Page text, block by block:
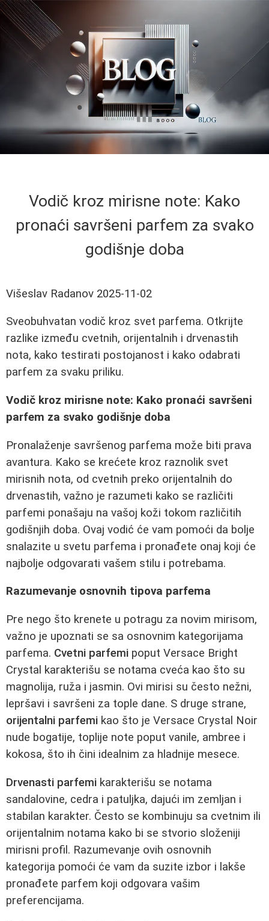
Vodič kroz mirisne note: Kako
pronaći savršeni parfem za svako
godišnje doba
Višeslav Radanov 2025-11-02
Sveobuhvatan vodič kroz svet parfema. Otkrijte
razlike između cvetnih, orijentalnih i drvenastih
nota, kako testirati postojanost i kako odabrati
parfem za svaku priliku.
Vodič kroz mirisne note: Kako pronaći savršeni
parfem za svako godišnje doba
Pronalaženje savršenog parfema može biti prava
avantura. Kako se krećete kroz raznolik svet
mirisnih nota, od cvetnih preko orijentalnih do
drvenastih, važno je razumeti kako se različiti
parfemi ponašaju na vašoj koži tokom različitih
godišnjih doba. Ovaj vodić će vam pomoći da bolje
snalazite u svetu parfema i pronađete onaj koji će
najbolje odgovarati vašem stilu i potrebama.
Razumevanje osnovnih tipova parfema
Pre nego što krenete u potragu za novim mirisom,
važno je upoznati se sa osnovnim kategorijama
parfema. Cvetni parfemi poput Versace Bright
Crystal karakterišu se notama cveća kao što su
magnolija, ruža i jasmin. Ovi mirisi su često nežni,
lepršavi i savršeni za tople dane. S druge strane,
orijentalni parfemi kao što je Versace Crystal Noir
nude bogatije, toplije note poput vanile, ambree i
kokosa, što ih čini idealnim za hladnije mesece.
Drvenasti parfemi karakterišu se notama
sandalovine, cedra i patuljka, dajući im zemljan i
stabilan karakter. Često se kombinuju sa cvetnim ili
orijentalnim notama kako bi se stvorio složeniji
mirisni profil. Razumevanje ovih osnovnih
kategorija pomoći će vam da suzite izbor i lakše
pronađete parfem koji odgovara vašim
preferencijama.